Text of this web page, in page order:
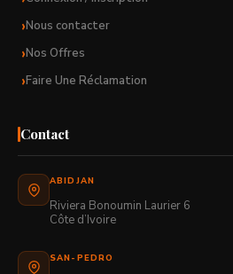
Nous contacter
Nos Offres
Faire Une Réclamation
Contact
ABIDJAN
Riviera Bonoumin Laurier 6
Côte d’Ivoire
SAN-PEDRO